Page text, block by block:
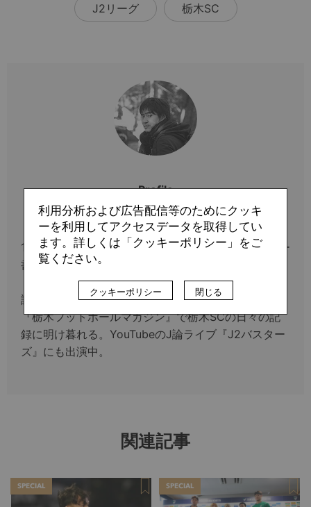
J2リーグ 栃木SC
Profile
鈴木 康浩
1978年、栃木県生まれ。ライター・編集者。サッカー
書籍の構成・編集は30作以上。松田浩氏との共著に
『サッカー守備戦術の教科書 超ゾーンディフェンス
論』がある。普段は『EL GOLAZO』やWEBマガジン
『栃木フットボールマガジン』で栃木SCの日々の記
録に明け暮れる。YouTubeのJ論ライブ『J2バスター
ズ』にも出演中。
関連記事
SPECIAL SPECIAL
利用分析および広告配信等のためにクッキ
ーを利用してアクセスデータを取得してい
ます。詳しくは「クッキーポリシー」をご
覧ください。
クッキーポリシー 閉じる